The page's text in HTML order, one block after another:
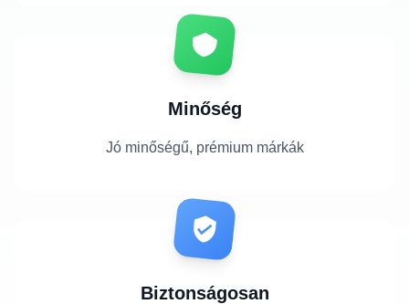
Minőség
Jó minőségű, prémium márkák
Biztonságosan